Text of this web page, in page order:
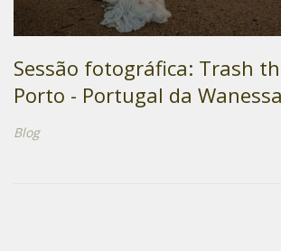
Sessão fotográfica: Trash
Porto - Portugal da
Blog